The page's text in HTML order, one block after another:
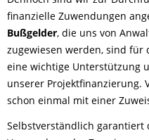
finanzielle Zuwendungen
Bußgelder, die uns von
zugewiesen werden, sind
eine wichtige Unterstützung
unserer Projektfinanzierung.
schon einmal mit einer
Selbstverständlich garantiert